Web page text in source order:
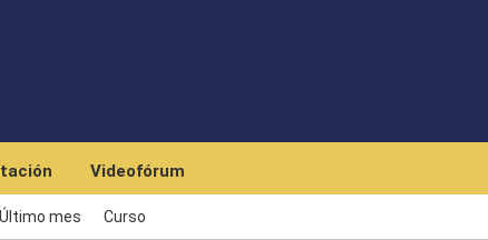
Videofórum
Último mes Curso